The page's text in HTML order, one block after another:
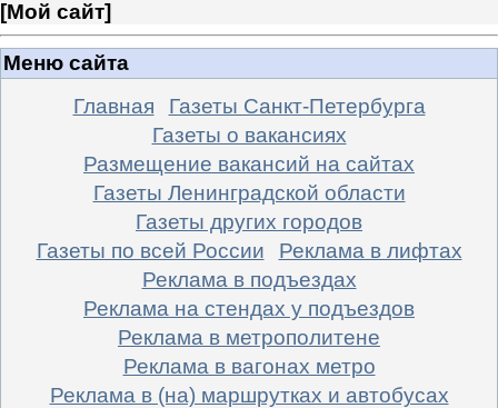
[Мой сайт]
Меню сайта
Главная
Газеты Санкт-Петербурга
Газеты о вакансиях
Размещение вакансий на сайтах
Газеты Ленинградской области
Газеты других городов
Газеты по всей России
Реклама в лифтах
Реклама в подъездах
Реклама на стендах у подъездов
Реклама в метрополитене
Реклама в вагонах метро
Реклама в (на) маршрутках и автобусах